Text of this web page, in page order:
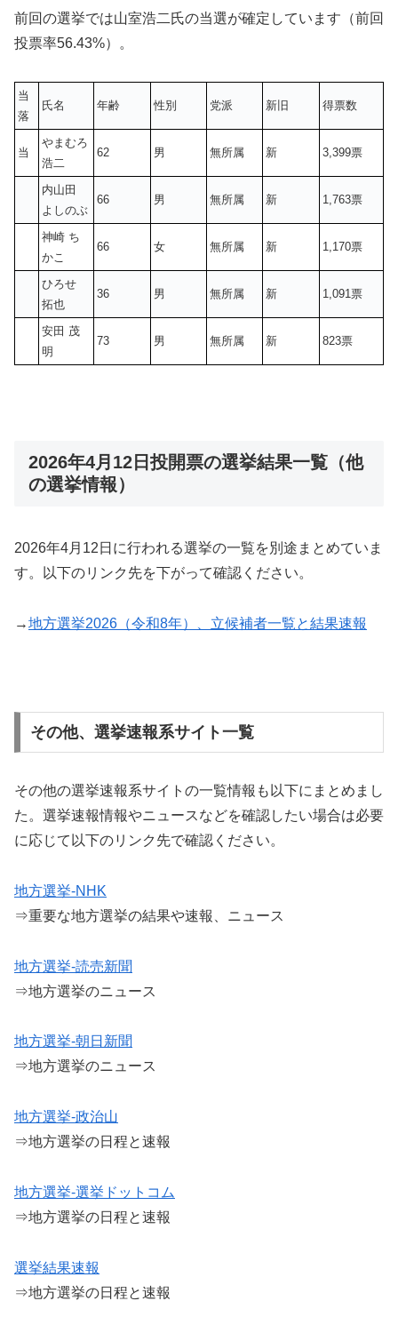
前回の選挙では山室浩二氏の当選が確定しています（前回
投票率56.43%）。
当
落
氏名 年齢 性別 党派 新旧 得票数
当
やまむろ
浩二
62 男 無所属 新 3,399票
内山田
よしのぶ
66 男 無所属 新 1,763票
神崎 ち
かこ
66 女 無所属 新 1,170票
ひろせ
拓也
36 男 無所属 新 1,091票
安田 茂
明
73 男 無所属 新 823票
2026年4月12日投開票の選挙結果一覧（他
の選挙情報）
2026年4月12日に行われる選挙の一覧を別途まとめていま
す。以下のリンク先を下がって確認ください。
→地方選挙2026（令和8年）、立候補者一覧と結果速報
その他、選挙速報系サイト一覧
その他の選挙速報系サイトの一覧情報も以下にまとめまし
た。選挙速報情報やニュースなどを確認したい場合は必要
に応じて以下のリンク先で確認ください。
地方選挙-NHK
⇒重要な地方選挙の結果や速報、ニュース
地方選挙-読売新聞
⇒地方選挙のニュース
地方選挙-朝日新聞
⇒地方選挙のニュース
地方選挙-政治山
⇒地方選挙の日程と速報
地方選挙-選挙ドットコム
⇒地方選挙の日程と速報
選挙結果速報
⇒地方選挙の日程と速報